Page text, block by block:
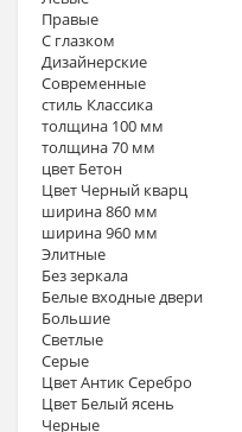
Правые
С глазком
Дизайнерские
Современные
стиль Классика
толщина 100 мм
толщина 70 мм
цвет Бетон
Цвет Черный кварц
ширина 860 мм
ширина 960 мм
Элитные
Без зеркала
Белые входные двери
Большие
Светлые
Серые
Цвет Антик Серебро
Цвет Белый ясень
Черные